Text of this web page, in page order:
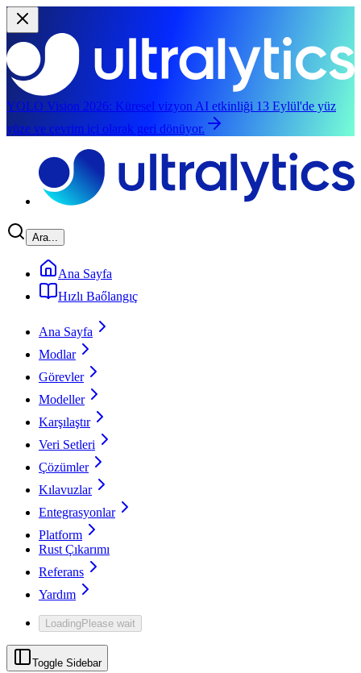
YOLO Vision 2026: Küresel vizyon AI etkinliği 13 Eylül'de yüz
yüze ve çevrim içi olarak geri dönüyor.
Ara...
Ana Sayfa
Hızlı Baőlangıç
Ana Sayfa
Modlar
Görevler
Modeller
Karşılaştır
Veri Setleri
Çözümler
Kılavuzlar
Entegrasyonlar
Platform
Rust Çıkarımı
Referans
Yardım
LoadingPlease wait
Toggle Sidebar